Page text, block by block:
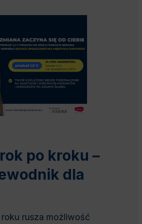
po kroku –
dla
rusza możliwość